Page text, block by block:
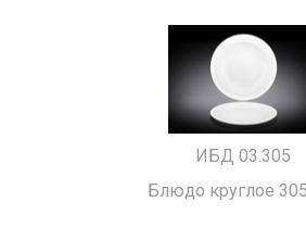
ИБД 03.305
Блюдо круглое